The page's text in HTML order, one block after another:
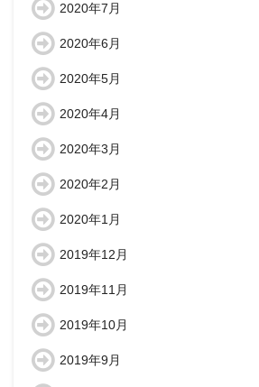
2020年7月
2020年6月
2020年5月
2020年4月
2020年3月
2020年2月
2020年1月
2019年12月
2019年11月
2019年10月
2019年9月